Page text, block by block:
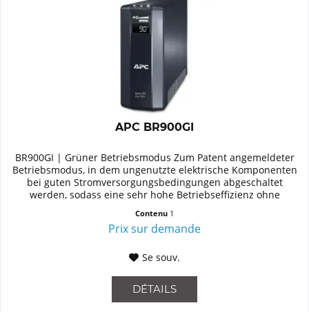
APC BR900GI
BR900GI | Grüner Betriebsmodus Zum Patent angemeldeter
Betriebsmodus, in dem ungenutzte elektrische Komponenten
bei guten Stromversorgungsbedingungen abgeschaltet
werden, sodass eine sehr hohe Betriebseffizienz ohne
Contenu 1
Prix sur demande
Se souv.
DÉTAILS